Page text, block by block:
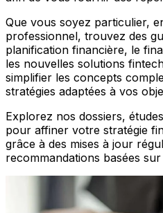
Que vous soyez particulier,
professionnel, trouvez des
planification financière, le
les nouvelles solutions
simplifier les concepts
stratégies adaptées à vos
Explorez nos dossiers,
pour affiner votre stratégie
grâce à des mises à jour
recommandations basées